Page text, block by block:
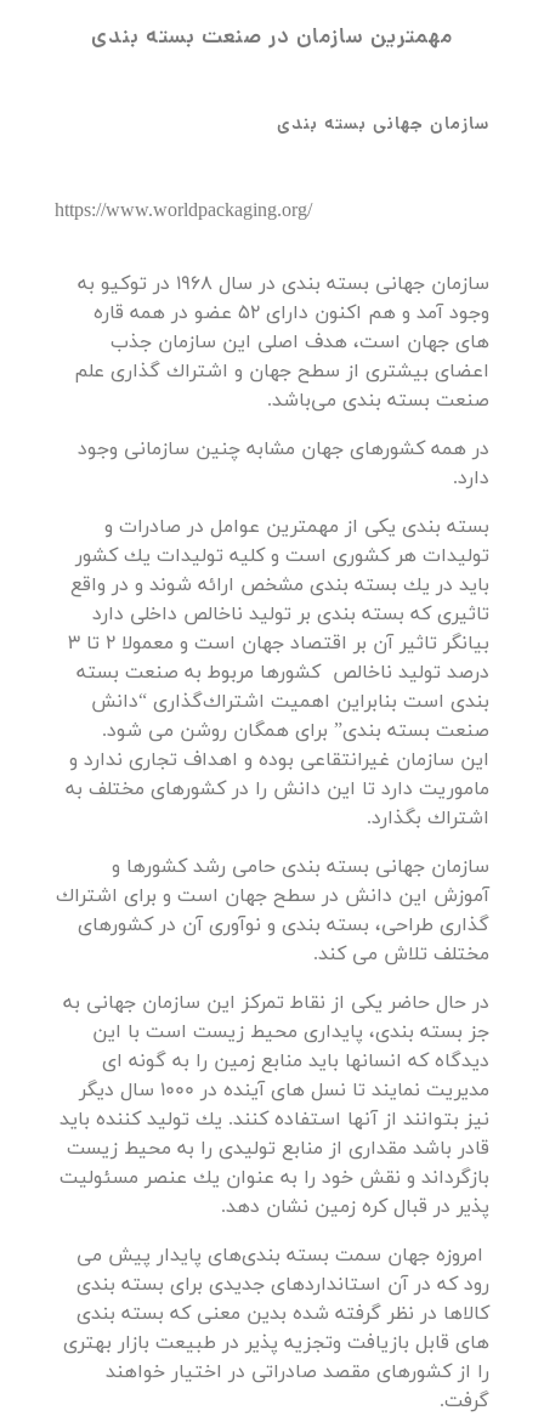
مهمترین سازمان در صنعت بسته بندی
سازمان جهانی بسته بندی
https://www.worldpackaging.org/
سازمان جهانی بسته بندی در سال 1968 در توكیو به
وجود آمد و هم اكنون دارای 52 عضو در همه قاره
های جهان است، هدف اصلی این سازمان جذب
اعضای بیشتری از سطح جهان و اشتراك گذاری علم
صنعت بسته بندی می‌باشد.
در همه كشورهای جهان مشابه چنین سازمانی وجود
دارد.
بسته بندی یكی از مهمترین عوامل در صادرات و
تولیدات هر كشوری است و کلیه تولیدات یك كشور
باید در یك بسته بندی مشخص ارائه شوند و در واقع
تاثیری كه بسته بندی بر تولید ناخالص داخلی دارد
بیانگر تاثیر آن بر اقتصاد جهان است و معمولا 2 تا 3
درصد تولید ناخالص كشورها مربوط به صنعت بسته
بندی است بنابراین اهمیت اشتراك‌گذاری “دانش
صنعت بسته بندی” برای همگان روشن می شود.
این سازمان غیرانتقاعی بوده و اهداف تجاری ندارد و
ماموریت دارد تا این دانش را در كشورهای مختلف به
اشتراك بگذارد.
سازمان جهانی بسته بندی حامی رشد كشورها و
آموزش این دانش در سطح جهان است و برای اشتراك
گذاری طراحی، بسته بندی و نوآوری آن در كشورهای
مختلف تلاش می كند.
در حال حاضر یكی از نقاط تمركز این سازمان جهانی به
جز بسته بندی، پایداری محیط زیست است با این
دیدگاه که انسانها باید منابع زمین را به گونه ای
مدیریت نمایند تا نسل های آینده در 1000 سال دیگر
نیز بتوانند از آنها استفاده کنند. یك تولید كننده باید
قادر باشد مقداری از منابع تولیدی را به محیط زیست
بازگرداند و نقش خود را به عنوان یك عنصر مسئولیت
پذیر در قبال کره زمین نشان دهد.
امروزه جهان سمت بسته بندی‌های پایدار پیش می
رود که در آن استانداردهای جدیدی برای بسته بندی
کالاها در نظر گرفته شده بدین معنی که بسته بندی
های قابل بازیافت وتجزیه پذیر در طبیعت بازار بهتری
را از کشورهای مقصد صادراتی در اختیار خواهند
گرفت.